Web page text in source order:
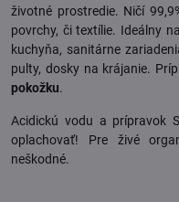
životné prostredie. Ničí
povrchy, či textílie. Ideálny
kuchyňa, sanitárne
pulty, dosky na krájanie.
pokožku.
Acidickú vodu a prípravok
oplachovať! Pre živé
neškodné.